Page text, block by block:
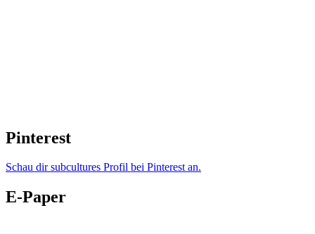
Pinterest
Schau dir subcultures Profil bei Pinterest an.
E-Paper